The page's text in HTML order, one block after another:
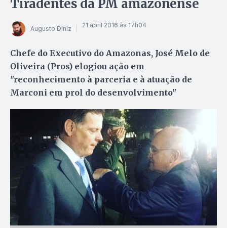
Tiradentes da PM amazonense
Augusto Diniz 21 abril 2016 às 17h04
Chefe do Executivo do Amazonas, José Melo de
Oliveira (Pros) elogiou ação em
"reconhecimento à parceria e à atuação de
Marconi em prol do desenvolvimento"